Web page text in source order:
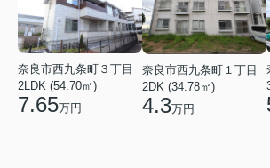
奈良市西九条町３丁目
2LDK (54.70㎡)
7.65万円
奈良市西九条町１丁目
2DK (34.78㎡)
4.3万円